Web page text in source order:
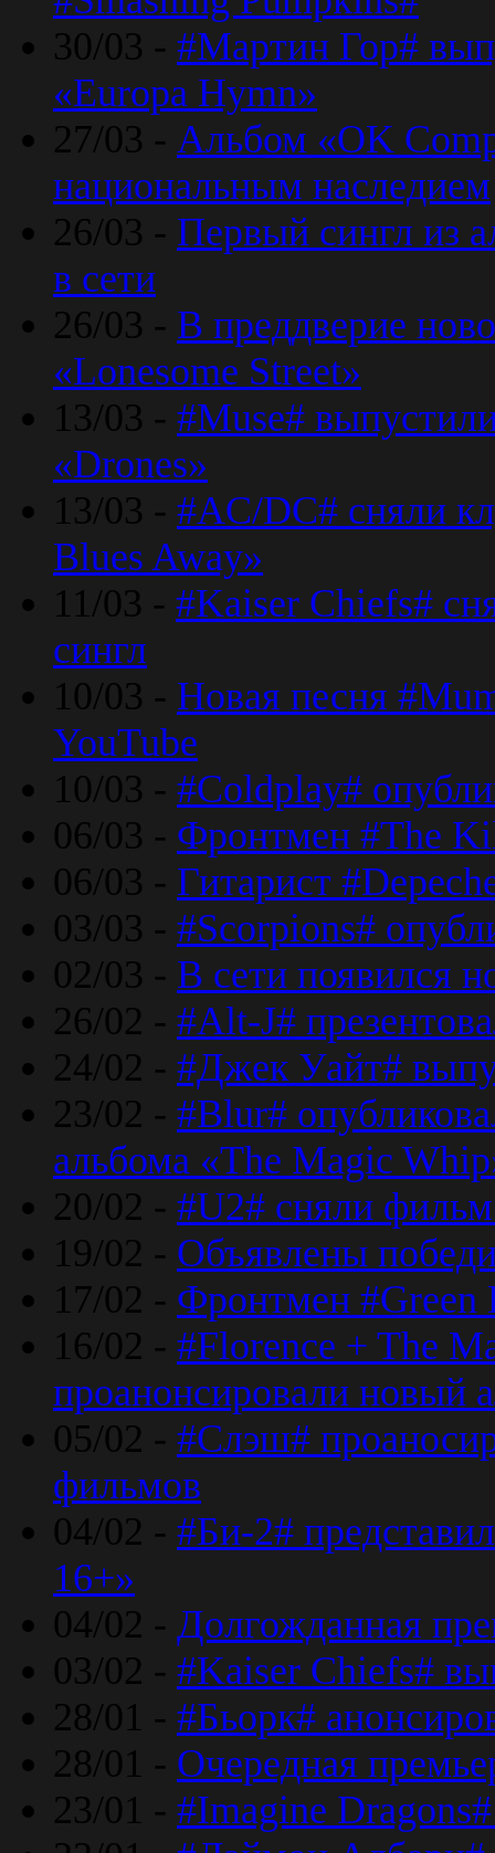
30/03 - #Мартин Гор#
«Europa Hymn»
27/03 - Альбом «OK
национальным наследием
26/03 - Первый сингл из
в сети
26/03 - В преддверие
«Lonesome Street»
13/03 - #Muse#
«Drones»
13/03 - #AC/DC# сняли
Blues Away»
11/03 - #Kaiser Chiefs#
сингл
10/03 - Новая песня
YouTube
10/03 - #Coldplay#
06/03 - Фронтмен #The
06/03 - Гитарист
03/03 - #Scorpions#
02/03 - В сети появился
26/02 - #Alt-J#
24/02 - #Джек Уайт#
23/02 - #Blur#
альбома «The Magic
20/02 - #U2# сняли
19/02 - Объявлены
17/02 - Фронтмен #Green
16/02 - #Florence + The
проанонсировали новый
05/02 - #Слэш#
фильмов
04/02 - #Би-2#
16+»
04/02 - Долгожданная
03/02 - #Kaiser Chiefs#
28/01 - #Бьорк#
28/01 - Очередная
23/01 - #Imagine